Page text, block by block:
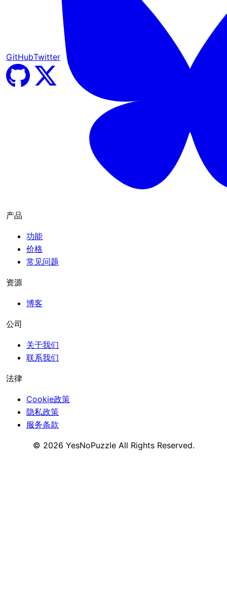
GitHubTwitter
产品
功能
价格
常见问题
资源
博客
公司
关于我们
联系我们
法律
Cookie政策
隐私政策
服务条款
© 2026 YesNoPuzzleAll Rights Reserved.